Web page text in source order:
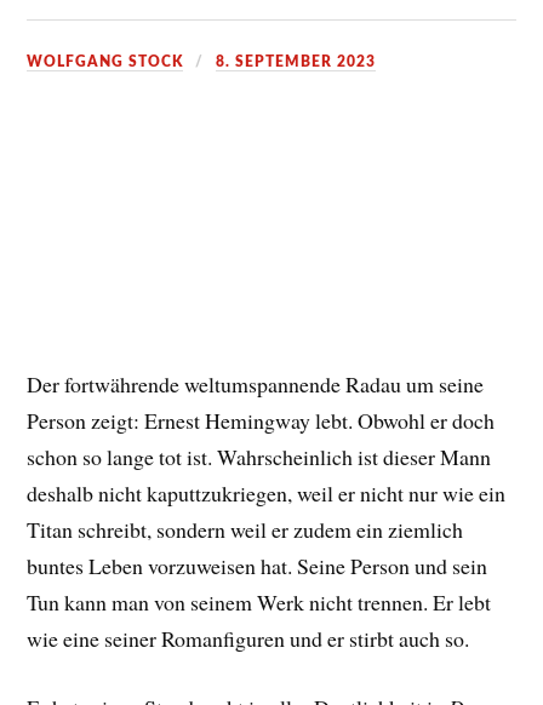
WOLFGANG STOCK 8. SEPTEMBER 2023
Der fortwährende weltumspannende Radau um seine
Person zeigt: Ernest Hemingway lebt. Obwohl er doch
schon so lange tot ist. Wahrscheinlich ist dieser Mann
deshalb nicht kaputtzukriegen, weil er nicht nur wie ein
Titan schreibt, sondern weil er zudem ein ziemlich
buntes Leben vorzuweisen hat. Seine Person und sein
Tun kann man von seinem Werk nicht trennen. Er lebt
wie eine seiner Romanfiguren und er stirbt auch so.